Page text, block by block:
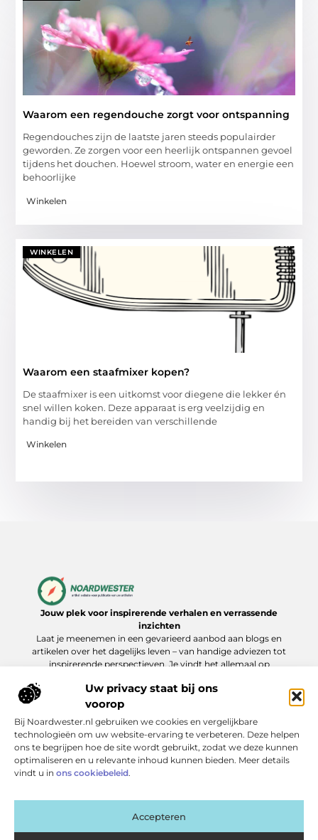
Uw privacy staat bij ons
voorop
Bij Noardwester.nl gebruiken we cookies en vergelijkbare
technologieën om uw website-ervaring te verbeteren. Deze helpen
ons te begrijpen hoe de site wordt gebruikt, zodat we deze kunnen
optimaliseren en u relevante inhoud kunnen bieden. Meer details
vindt u in ons cookiebeleid.
Accepteren
Waarom een regendouche zorgt voor ontspanning
Regendouches zijn de laatste jaren steeds populairder
geworden. Ze zorgen voor een heerlijk ontspannen gevoel
tijdens het douchen. Hoewel stroom, water en energie een
behoorlijke
Winkelen
WINKELEN
Waarom een staafmixer kopen?
De staafmixer is een uitkomst voor diegene die lekker én
snel willen koken. Deze apparaat is erg veelzijdig en
handig bij het bereiden van verschillende
Winkelen
Jouw plek voor inspirerende verhalen en verrassende
inzichten
Laat je meenemen in een gevarieerd aanbod aan blogs en
artikelen over het dagelijks leven – van handige adviezen tot
inspirerende perspectieven. Je vindt het allemaal op
Onze informatie
Bericht categorie